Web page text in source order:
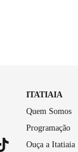
ITATIAIA
Quem Somos
Programação
Ouça a Itatiaia